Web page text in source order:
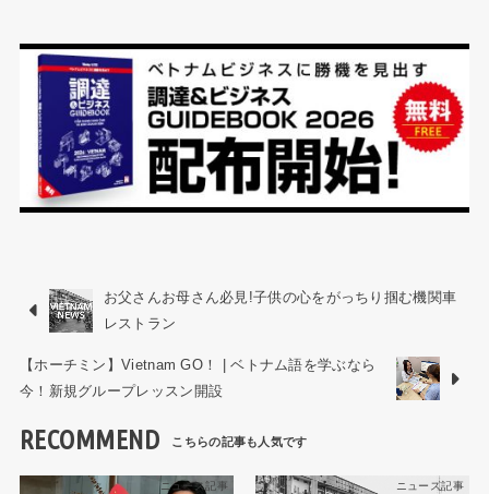
お父さんお母さん必見!子供の心をがっちり掴む機関車
レストラン
【ホーチミン】Vietnam GO！ | ベトナム語を学ぶなら
今！新規グループレッスン開設
RECOMMEND
ニュース記事 ニュース記事